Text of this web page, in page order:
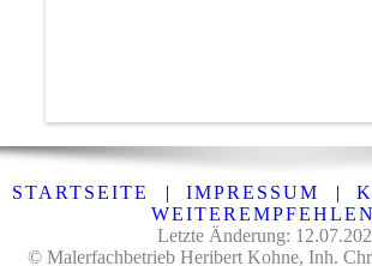
STARTSEITE | IMPRESSUM |
WEITEREMPFEHLEN
Letzte Änderung:
© Malerfachbetrieb Heribert Kohne, Inh.